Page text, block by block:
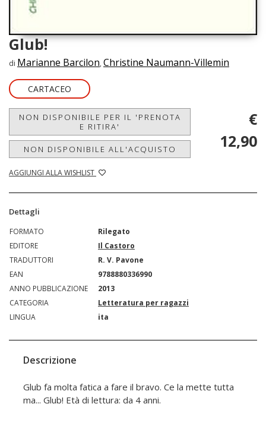
Glub!
di Marianne Barcilon, Christine Naumann-Villemin
CARTACEO
NON DISPONIBILE PER IL 'PRENOTA
E RITIRA'
NON DISPONIBILE ALL'ACQUISTO
AGGIUNGI ALLA WISHLIST
€
12,90
Dettagli
FORMATO
Rilegato
EDITORE
Il Castoro
TRADUTTORI
R. V. Pavone
EAN
9788880336990
ANNO PUBBLICAZIONE
2013
CATEGORIA
Letteratura per ragazzi
LINGUA
ita
Descrizione
Glub fa molta fatica a fare il bravo. Ce la mette tutta
ma... Glub! Età di lettura: da 4 anni.